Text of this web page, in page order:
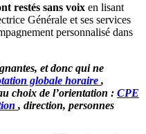
restés sans voix en lisant
Générale et ses services
personnalisé dans
et donc qui ne
globale horaire ,
choix de l’orientation : CPE
, direction, personnes